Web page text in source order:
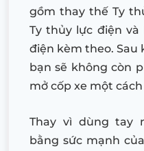
gồm thay thế Ty
Ty thủy lực điện
điện kèm theo. Sau
bạn sẽ không còn
mở cốp xe một
Thay vì dùng tay
bằng sức mạnh